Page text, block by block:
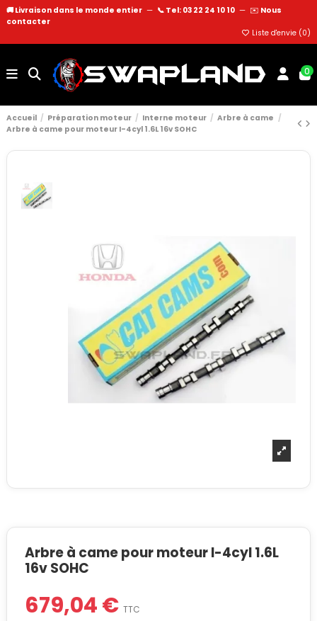
🚚 Livraison dans le monde entier — 📞 Tel: 03 22 24 10 10 — ✉️ Nous
contacter
Liste d'envie (0)
0
Accueil Préparation moteur Interne moteur
Arbre à came
Arbre à came pour moteur I-4cyl 1.6L 16v SOHC
Arbre à came pour moteur I-4cyl 1.6L
16v SOHC
679,04 € TTC